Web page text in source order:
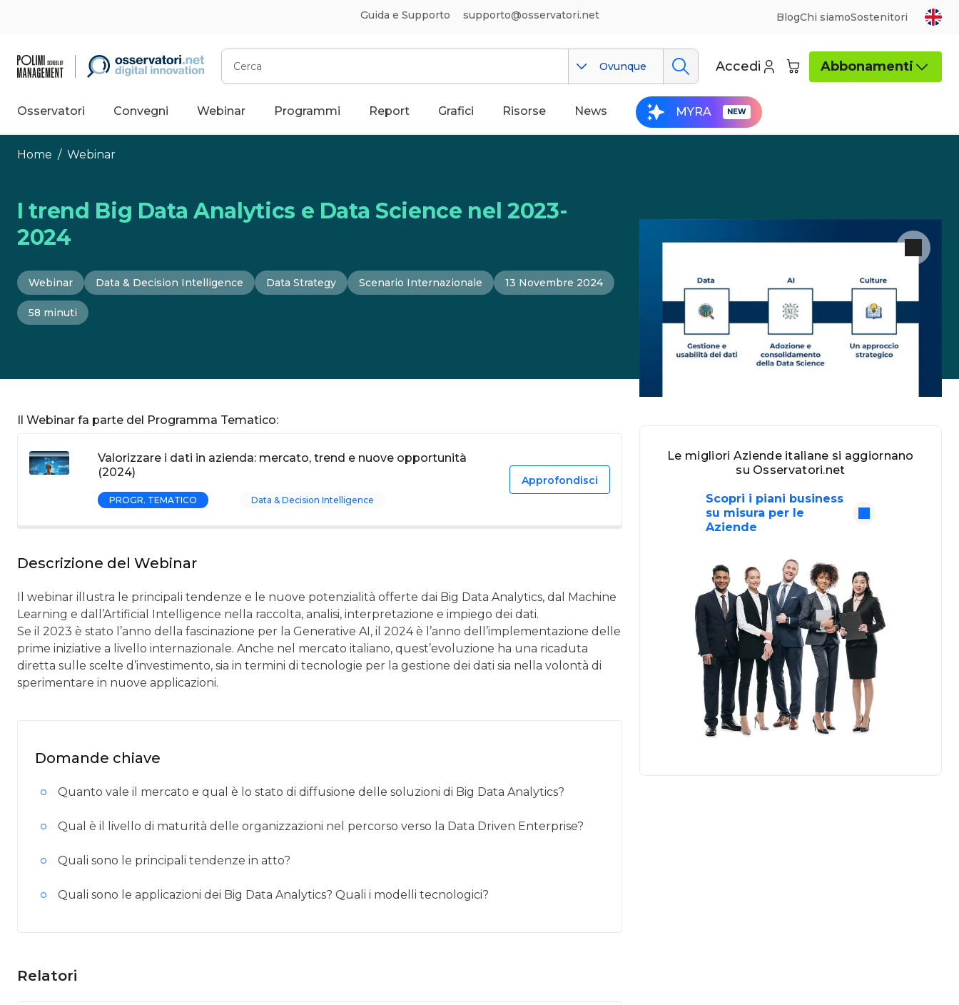
Guida e Supporto supporto@osservatori.net BlogChi siamoSostenitori
Cerca
Ovunque Accedi Abbonamenti
Osservatori Convegni Webinar Programmi Report Grafici Risorse News MYRA
Home / Webinar
I trend Big Data Analytics e Data Science nel 2023-
2024
Webinar Data & Decision Intelligence Data Strategy Scenario Internazionale 13 Novembre 2024
58 minuti
Il Webinar fa parte del Programma Tematico:
Valorizzare i dati in azienda: mercato, trend e nuove opportunità
(2024)
PROGR. TEMATICO Data & Decision Intelligence
Approfondisci
Descrizione del Webinar
Il webinar illustra le principali tendenze e le nuove potenzialità offerte dai Big Data Analytics, dal Machine
Learning e dall’Artificial Intelligence nella raccolta, analisi, interpretazione e impiego dei dati.
Se il 2023 è stato l’anno della fascinazione per la Generative AI, il 2024 è l’anno dell’implementazione delle
prime iniziative a livello internazionale. Anche nel mercato italiano, quest’evoluzione ha una ricaduta
diretta sulle scelte d’investimento, sia in termini di tecnologie per la gestione dei dati sia nella volontà di
sperimentare in nuove applicazioni.
Domande chiave
Quanto vale il mercato e qual è lo stato di diffusione delle soluzioni di Big Data Analytics?
Qual è il livello di maturità delle organizzazioni nel percorso verso la Data Driven Enterprise?
Quali sono le principali tendenze in atto?
Quali sono le applicazioni dei Big Data Analytics? Quali i modelli tecnologici?
Relatori
Le migliori Aziende italiane si aggiornano
su Osservatori.net
Scopri i piani business
su misura per le
Aziende